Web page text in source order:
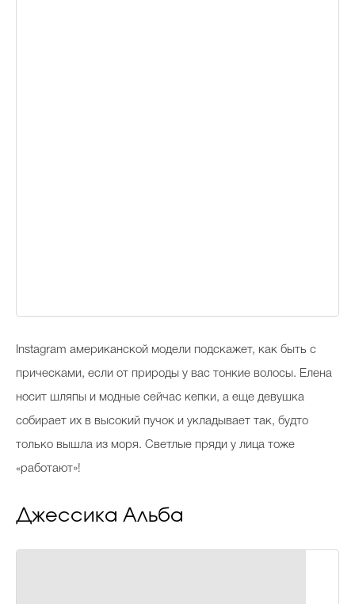
Instagram американской модели подскажет, как быть с
прическами, если от природы у вас тонкие волосы. Елена
носит шляпы и модные сейчас кепки, а еще девушка
собирает их в высокий пучок и укладывает так, будто
только вышла из моря. Светлые пряди у лица тоже
«работают»!
Джессика Альба